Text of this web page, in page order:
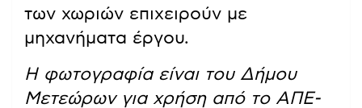
των χωριών επιχειρούν με
μηχανήματα έργου.
Η φωτογραφία είναι του Δήμου
Μετεώρων για χρήση από το ΑΠΕ-